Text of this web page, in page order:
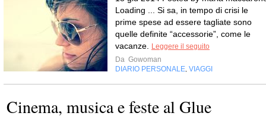
Loading ... Si sa, in tempo di crisi le
prime spese ad essere tagliate sono
quelle definite “accessorie”, come le
vacanze.
Leggere il seguito
Da Gowoman
DIARIO PERSONALE VIAGGI
Cinema, musica e feste al Glue